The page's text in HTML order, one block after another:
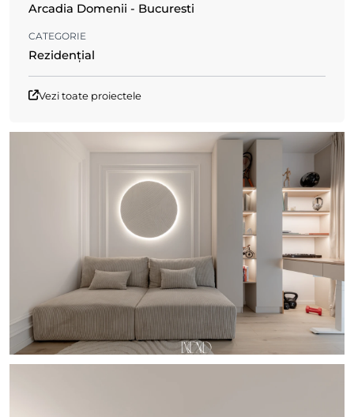
Arcadia Domenii - Bucuresti
CATEGORIE
Rezidențial
Vezi toate proiectele